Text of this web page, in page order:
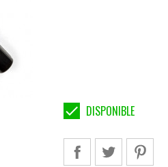
Planchas Electrique
 DISPONIBLE